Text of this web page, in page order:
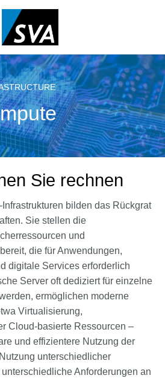
Sie rechnen
bilden das Rückgrat
Sie stellen die
und
die für Anwendungen,
digitale Services erforderlich
Server oft dediziert für einzelne
ermöglichen moderne
Virtualisierung,
Cloud‑basierte Ressourcen –
und effizientere Nutzung der
unterschiedlicher
Anforderungen an